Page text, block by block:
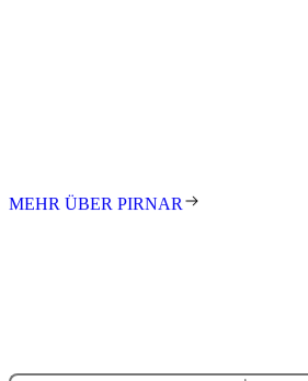
MEHR ÜBER PIRNAR